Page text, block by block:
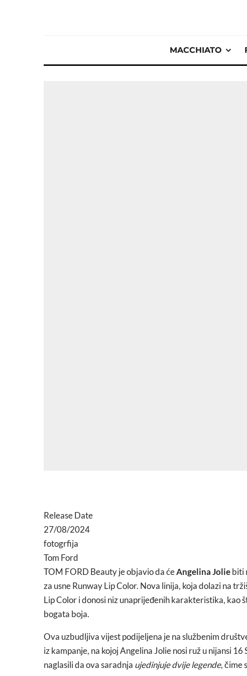
MACCHIATO
Release Date
27/08/2024
fotogrfija
Tom Ford
TOM FORD Beauty je objavio da ćeAngelina Joliebiti
za usne Runway Lip Color. Nova linija, koja dolazi na
Lip Color i donosi niz unaprijeđenih karakteristika,
bogata boja.
Ova uzbudljiva vijest podijeljena je na službenim
iz kampanje, na kojoj Angelina Jolie nosi ruž u nijansi
naglasili da ova saradnja ujedinjuje dvije legende, čime